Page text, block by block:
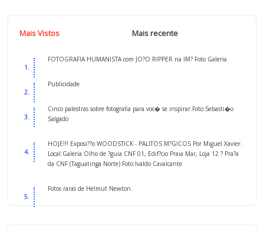
Mais Vistos Mais recente
FOTOGRAFIA HUMANISTA com JO?O RIPPER na IM? Foto Galeria.
Publicidade
Cinco palestras sobre fotografia para voc� se inspirar.Foto:Sebasti�o
Salgado
HOJE!!! Exposi??o WOODSTICK - PALITOS M?GICOS Por Miguel Xavier.
Local:Galeria Olho de ?guia CNF 01, Edif?cio Praia Mar, Loja 12 ? Pra?a
da CNF (Taguatinga Norte) Foto:Ivaldo Cavalcante
Fotos raras de Helmut Newton.